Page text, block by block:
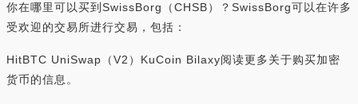
你在哪里可以买到SwissBorg（CHSB）？SwissBorg可以在许多
受欢迎的交易所进行交易，包括：
HitBTC UniSwap（V2）KuCoin Bilaxy阅读更多关于购买加密
货币的信息。